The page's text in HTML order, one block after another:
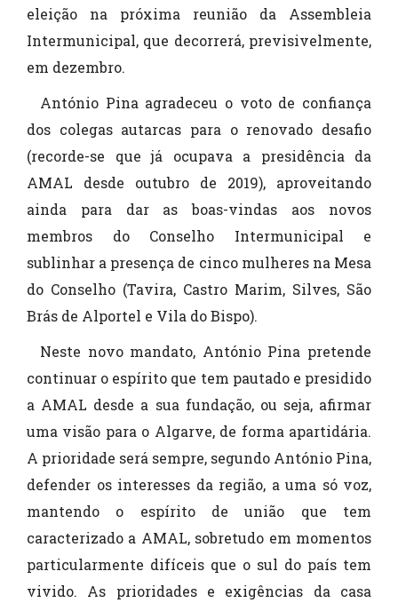
eleição na próxima reunião da Assembleia
Intermunicipal, que decorrerá, previsivelmente,
em dezembro.
António Pina agradeceu o voto de confiança
dos colegas autarcas para o renovado desafio
(recorde-se que já ocupava a presidência da
AMAL desde outubro de 2019), aproveitando
ainda para dar as boas-vindas aos novos
membros do Conselho Intermunicipal e
sublinhar a presença de cinco mulheres na Mesa
do Conselho (Tavira, Castro Marim, Silves, São
Brás de Alportel e Vila do Bispo).
Neste novo mandato, António Pina pretende
continuar o espírito que tem pautado e presidido
a AMAL desde a sua fundação, ou seja, afirmar
uma visão para o Algarve, de forma apartidária.
A prioridade será sempre, segundo António Pina,
defender os interesses da região, a uma só voz,
mantendo o espírito de união que tem
caracterizado a AMAL, sobretudo em momentos
particularmente difíceis que o sul do país tem
vivido. As prioridades e exigências da casa